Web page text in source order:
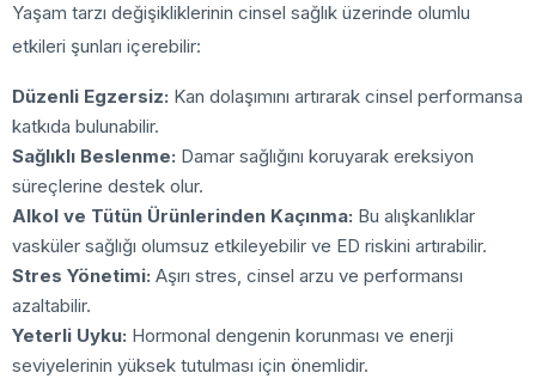
Yaşam tarzı değişikliklerinin cinsel sağlık üzerinde olumlu
etkileri şunları içerebilir:
Düzenli Egzersiz: Kan dolaşımını artırarak cinsel performansa
katkıda bulunabilir.
Sağlıklı Beslenme: Damar sağlığını koruyarak ereksiyon
süreçlerine destek olur.
Alkol ve Tütün Ürünlerinden Kaçınma: Bu alışkanlıklar
vasküler sağlığı olumsuz etkileyebilir ve ED riskini artırabilir.
Stres Yönetimi: Aşırı stres, cinsel arzu ve performansı
azaltabilir.
Yeterli Uyku: Hormonal dengenin korunması ve enerji
seviyelerinin yüksek tutulması için önemlidir.